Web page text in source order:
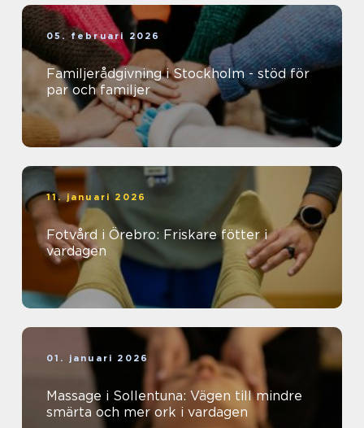
05. februari 2026
Familjerådgivning i Stockholm - stöd för
par och familjer
11. januari 2026
Fotvård i Örebro: Friskare fötter i
vardagen
01. januari 2026
Massage i Sollentuna: Vägen till mindre
smärta och mer ork i vardagen